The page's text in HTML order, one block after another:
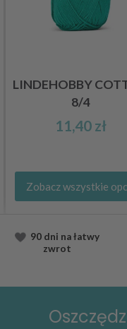
LINDEHOBBY
8/4
11,40 zł
Zobacz wszystkie
90 dni na łatwy
zwrot